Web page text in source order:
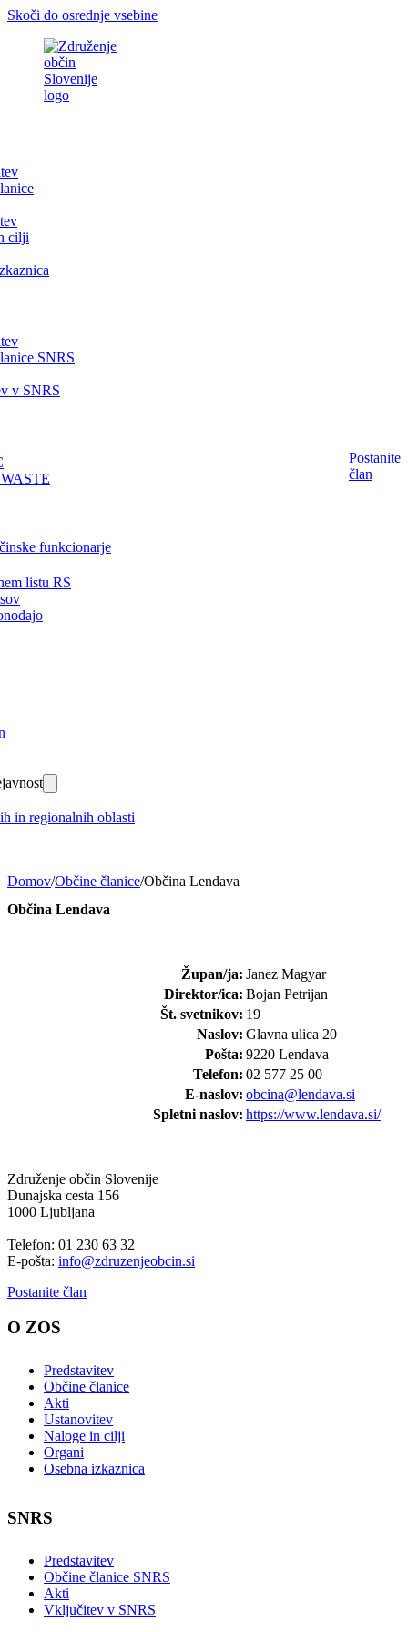
Skoči do osrednje vsebine
cilji
SNRS
v SNRS
funkcionarje
listu RS
in regionalnih oblasti
Postanite
član
Domov/Občine članice/Občina Lendava
Občina Lendava
Župan/ja: Janez Magyar
Direktor/ica: Bojan Petrijan
Št. svetnikov: 19
Naslov: Glavna ulica 20
Pošta: 9220 Lendava
Telefon: 02 577 25 00
E-naslov: obcina@lendava.si
Spletni naslov: https://www.lendava.si/
Združenje občin Slovenije
Dunajska cesta 156
1000 Ljubljana
Telefon: 01 230 63 32
E-pošta: info@zdruzenjeobcin.si
Postanite član
O ZOS
Predstavitev
Občine članice
Akti
Ustanovitev
Naloge in cilji
Organi
Osebna izkaznica
SNRS
Predstavitev
Občine članice SNRS
Akti
Vključitev v SNRS